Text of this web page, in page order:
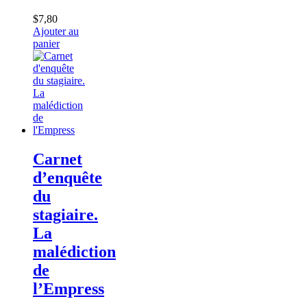
$7,80
Ajouter au
panier
Carnet
d’enquête
du
stagiaire.
La
malédiction
de
l’Empress